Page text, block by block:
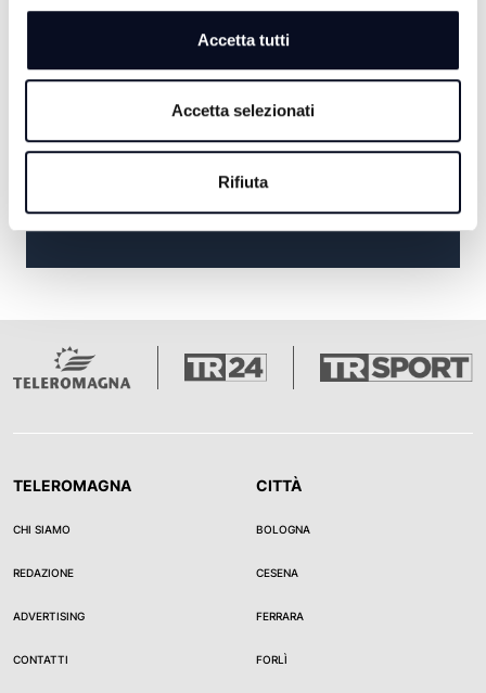
Accetta tutti
Accetta selezionati
Rifiuta
TG SERA
21:00
MUSICA LA NOSTRA VITA BEST
23:00
TELEROMAGNA
CHI SIAMO
REDAZIONE
ADVERTISING
CONTATTI
CITTÀ
BOLOGNA
CESENA
FERRARA
FORLÌ